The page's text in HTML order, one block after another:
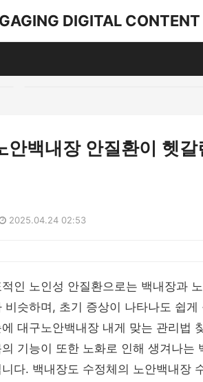
DIGITAL CONTENT
안백내장 안질환이 헷갈
2025.04.24 02:53
인 노인성 안질환으로는 백내장과
비슷하며, 초기 증상이 나타나도 쉽
대구노안백내장 내게 맞는 관리법
기능이 또한 노화로 인해 생겨나는
다. 백내장도 수정체의 노안백내장